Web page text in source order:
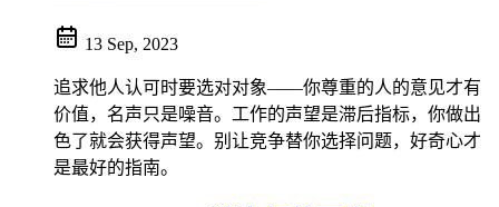
13 Sep, 2023
追求他人认可时要选对对象——你尊重的人的意见才有
价值，名声只是噪音。工作的声望是滞后指标，你做出
色了就会获得声望。别让竞争替你选择问题，好奇心才
是最好的指南。